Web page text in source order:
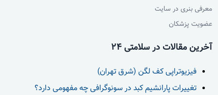
معرفی بنری در سایت
عضویت پزشکان
آخرین مقالات در سلامتی 24
فیزیوتراپی کف لگن (شرق تهران)
تغییرات پارانشیم کبد در سونوگرافی چه مفهومی دارد؟